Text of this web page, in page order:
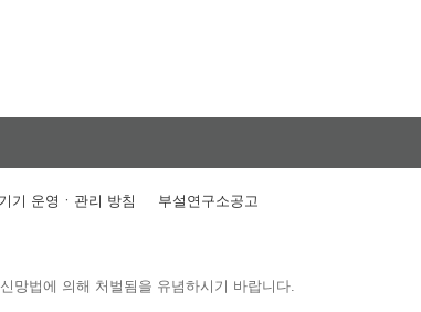
기 운영ㆍ관리 방침 부설연구소공고
망법에 의해 처벌됨을 유념하시기 바랍니다.